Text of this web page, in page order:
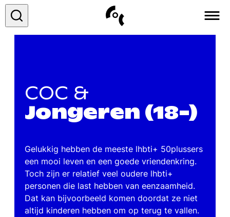
Vacatures
Contact
COC &
Jongeren (18-)
Gelukkig hebben de meeste lhbti+ 50plussers
een mooi leven en een goede vriendenkring.
Toch zijn er relatief veel oudere lhbti+
personen die last hebben van eenzaamheid.
Dat kan bijvoorbeeld komen doordat ze niet
altijd kinderen hebben om op terug te vallen.